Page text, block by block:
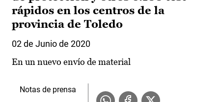
rápidos en los centros de la
provincia de Toledo
02 de Junio de 2020
En un nuevo envío de material
Notas de prensa